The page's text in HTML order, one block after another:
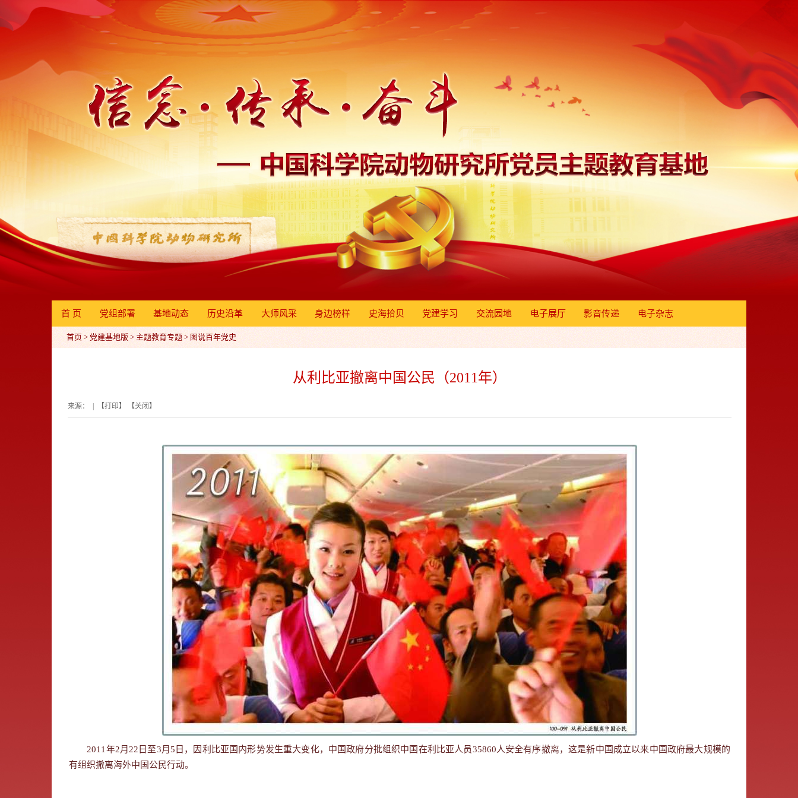
首 页 党组部署 基地动态 历史沿革 大师风采 身边榜样 史海拾贝 党建学习 交流园地 电子展厅 影音传递 电子杂志
首页 > 党建基地版 > 主题教育专题 > 图说百年党史
从利比亚撤离中国公民（2011年）
来源： | 【打印】 【关闭 】
2011年2月22日至3月5日，因利比亚国内形势发生重大变化，中国政府分批组织中国在利比亚人员35860人安全有序撤离，这是新中国成立以来中国政府最大规模的
有组织撤离海外中国公民行动。